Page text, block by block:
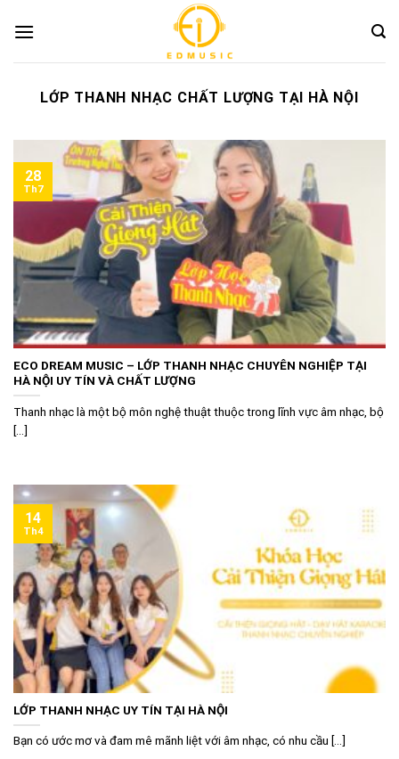
LỚP THANH NHẠC CHẤT LƯỢNG TẠI HÀ NỘI
ECO DREAM MUSIC – LỚP THANH NHẠC CHUYÊN NGHIỆP TẠI
HÀ NỘI UY TÍN VÀ CHẤT LƯỢNG
Thanh nhạc là một bộ môn nghệ thuật thuộc trong lĩnh vực âm nhạc, bộ
[...]
28
Th7
LỚP THANH NHẠC UY TÍN TẠI HÀ NỘI
Bạn có ước mơ và đam mê mãnh liệt với âm nhạc, có nhu cầu [...]
14
Th4